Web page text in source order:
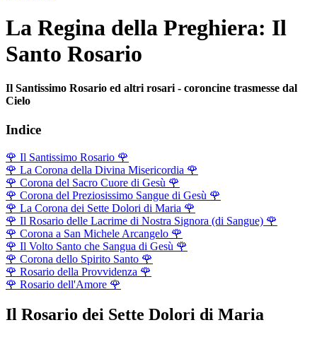
La Regina della Preghiera: Il
Santo Rosario
Il Santissimo Rosario ed altri rosari - coroncine trasmesse dal
Cielo
Indice
🌹 Il Santissimo Rosario 🌹
🌹 La Corona della Divina Misericordia 🌹
🌹 Corona del Sacro Cuore di Gesù 🌹
🌹 Corona del Preziosissimo Sangue di Gesù 🌹
🌹 La Corona dei Sette Dolori di Maria 🌹
🌹 Il Rosario delle Lacrime di Nostra Signora (di Sangue) 🌹
🌹 Corona a San Michele Arcangelo 🌹
🌹 Il Volto Santo che Sangua di Gesù 🌹
🌹 Corona dello Spirito Santo 🌹
🌹 Rosario della Provvidenza 🌹
🌹 Rosario dell'Amore 🌹
Il Rosario dei Sette Dolori di Maria